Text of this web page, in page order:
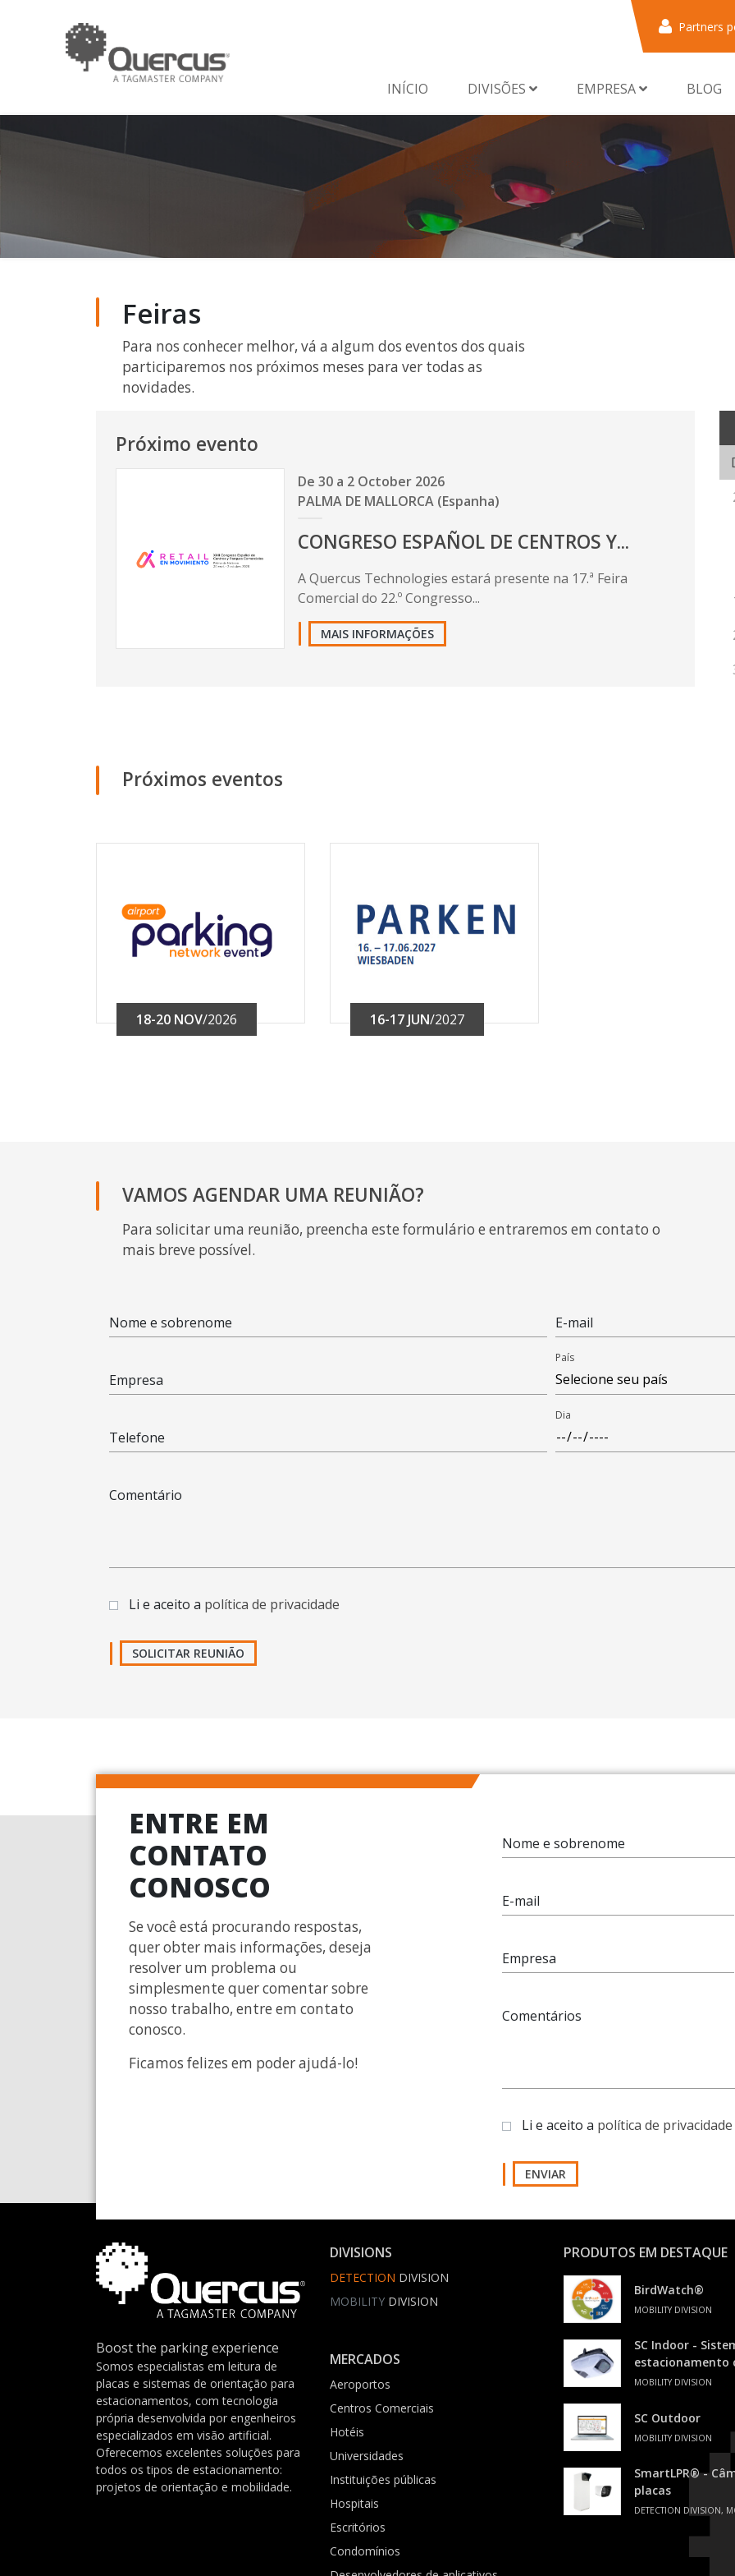
Partners
INÍCIO DIVISÕES EMPRESA BLOG
Feiras
Para nos conhecer melhor, vá a algum dos eventos dos quais
participaremos nos próximos meses para ver todas as
novidades.
Próximo evento
De 30 a 2 October 2026
PALMA DE MALLORCA (Espanha)
CONGRESO ESPAÑOL DE CENTROS Y...
A Quercus Technologies estará presente na 17.ª Feira
Comercial do 22.º Congresso...
MAIS INFORMAÇÕES
Próximos eventos
18-20 NOV/2026 16-17 JUN/2027
VAMOS AGENDAR UMA REUNIÃO?
Para solicitar uma reunião, preencha este formulário e entraremos em contato o
mais breve possível.
Nome e sobrenome E-mail
Empresa
País
Telefone
Dia
Comentário
Li e aceito a política de privacidade
SOLICITAR REUNIÃO
ENTRE EM
CONTATO
CONOSCO
Se você está procurando respostas,
quer obter mais informações, deseja
resolver um problema ou
simplesmente quer comentar sobre
nosso trabalho, entre em contato
conosco.
Ficamos felizes em poder ajudá-lo!
Nome e sobrenome
E-mail
Empresa
Comentários
Li e aceito a política de privacidade
ENVIAR
Boost the parking experience
Somos especialistas em leitura de
placas e sistemas de orientação para
estacionamentos, com tecnologia
própria desenvolvida por engenheiros
especializados em visão artificial.
Oferecemos excelentes soluções para
todos os tipos de estacionamento:
projetos de orientação e mobilidade.
DIVISIONS
DETECTION DIVISION
MOBILITY DIVISION
MERCADOS
Aeroportos
Centros Comerciais
Hotéis
Universidades
Instituições públicas
Hospitais
Escritórios
Condomínios
PRODUTOS EM DESTAQUE
BirdWatch®
MOBILITY DIVISION
SC Indoor -
estacionamento
MOBILITY DIVISION
SC Outdoor
MOBILITY DIVISION
SmartLPR® -
placas
DETECTION DIVISION,